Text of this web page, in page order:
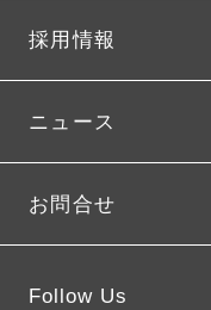
採用情報
ニュース
お問合せ
Follow Us